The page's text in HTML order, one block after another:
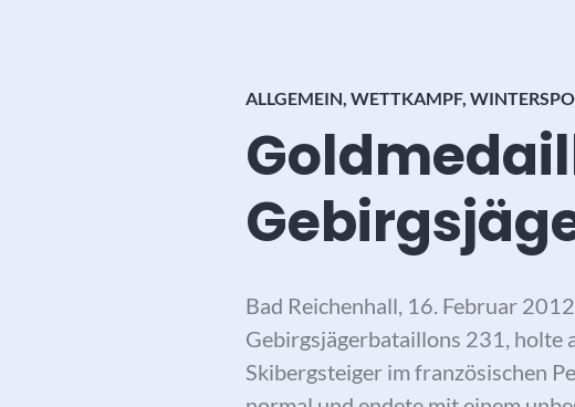
ALLGEMEIN WETTKAMPF,
Bad Reichenhall, 16. Februar
Gebirgsjägerbataillons 231, holte
Skibergsteiger im französischen